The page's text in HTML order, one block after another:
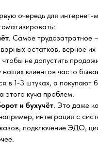
очередь для интернет-
. Самое трудозатратное
остатков, верное их
не допустить
наших клиентов часто
в 1-3 штуках, а покупают
этого куча проблем.
и бухучёт. Это даже
интеграция с
подключение ЭДО,